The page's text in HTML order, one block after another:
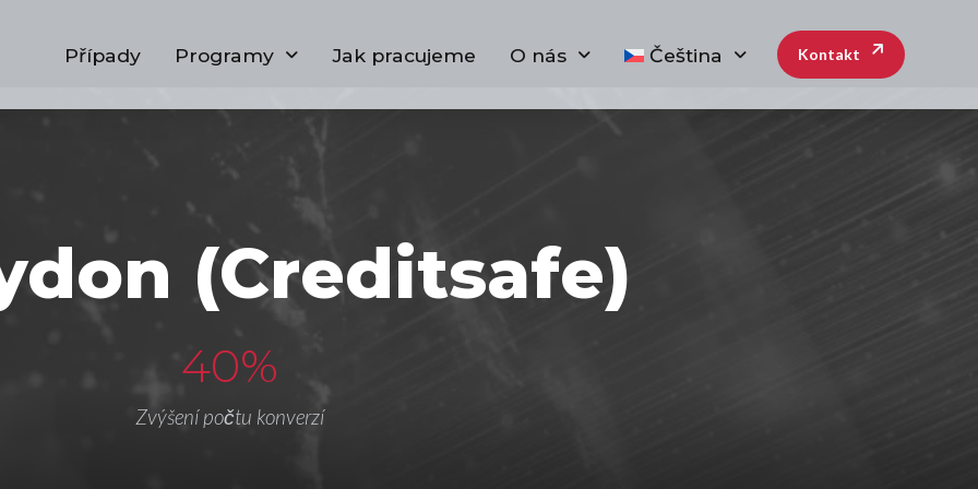
Případy Programy Jak pracujeme O nás Čeština Kontakt
(Creditsafe)
40%
Zvýšení počtu konverzí